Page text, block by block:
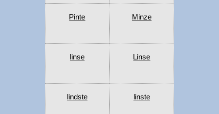
Pinte Minze
linse Linse
lindste linste